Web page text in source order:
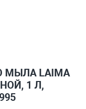
МЫЛА LAIMA
1 Л,